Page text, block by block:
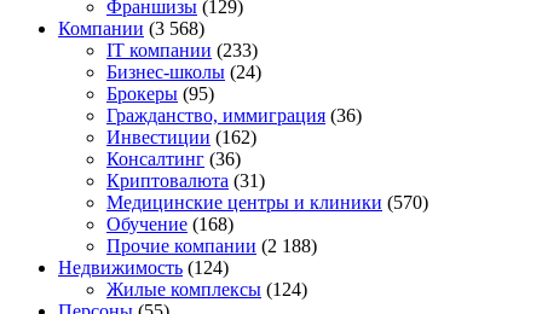
Франшизы (129)
Компании (3 568)
IT компании (233)
Бизнес-школы (24)
Брокеры (95)
Гражданство, иммиграция (36)
Инвестиции (162)
Консалтинг (36)
Криптовалюта (31)
Медицинские центры и клиники (570)
Обучение (168)
Прочие компании (2 188)
Недвижимость (124)
Жилые комплексы (124)